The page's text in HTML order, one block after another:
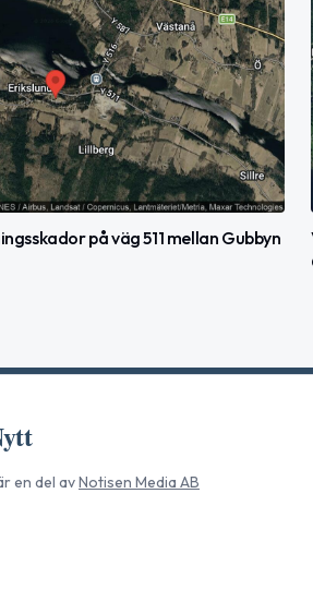
på väg 511 mellan Gubbyn
en del avNotisen Media AB